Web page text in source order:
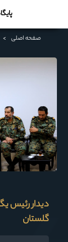
صفحه اصلی >
دیدار رئیس
گلستان